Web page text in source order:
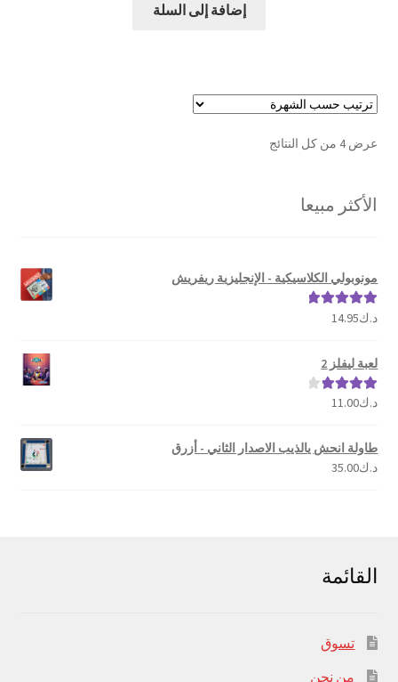
إضافة إلى السلة
عرض ⁦4⁩ من كل النتائج
تم
الأكثر مبيعا
مونوبولي الكلاسيكية - الإنجليزية ريفريش
تم التقييم
د.ك14.95
لعبة ليفلز 2
تم التقييم
د.ك11.00
طاولة انحش يالذيب الاصدار الثاني - أزرق
د.ك35.00
القائمة
تسوق
من نحن